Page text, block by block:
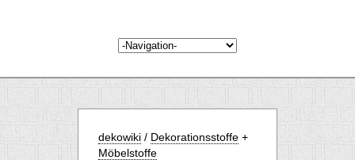
dekowiki / Dekorationsstoffe +
Möbelstoffe